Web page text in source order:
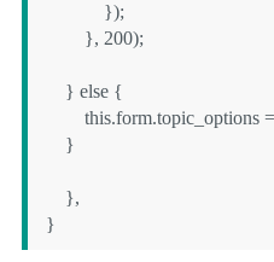
});
}, 200);
} else {
this.form.topic_options =
}
},
}